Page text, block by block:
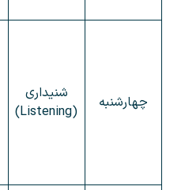
چهارشنبه
شنیداری
(Listening)